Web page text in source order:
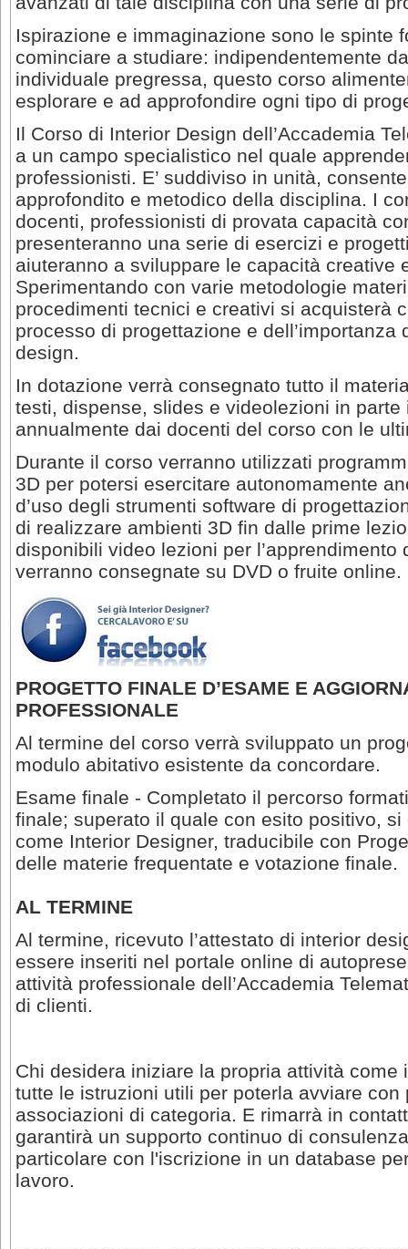
Ispirazione e immaginazione sono le spinte
cominciare a studiare: indipendentemente
individuale pregressa, questo corso
esplorare e ad approfondire ogni tipo di
Il Corso di Interior Design dell’Accademia
a un campo specialistico nel quale
professionisti. E’ suddiviso in unità,
approfondito e metodico della disciplina. I
docenti, professionisti di provata capacità
presenteranno una serie di esercizi e
aiuteranno a sviluppare le capacità creative
Sperimentando con varie metodologie
procedimenti tecnici e creativi si acquisterà
processo di progettazione e dell’importanza
design.
In dotazione verrà consegnato tutto il
testi, dispense, slides e videolezioni in parte
annualmente dai docenti del corso con le
Durante il corso verranno utilizzati
3D per potersi esercitare autonomamente
d’uso degli strumenti software di
di realizzare ambienti 3D fin dalle prime
disponibili video lezioni per l’apprendimento
verranno consegnate su DVD o fruite online.
PROGETTO FINALE D’ESAME E
PROFESSIONALE
Al termine del corso verrà sviluppato un
modulo abitativo esistente da concordare.
Esame finale - Completato il percorso
finale; superato il quale con esito positivo, si
come Interior Designer, traducibile con
delle materie frequentate e votazione finale.
AL TERMINE
Al termine, ricevuto l’attestato di interior
essere inseriti nel portale online di
attività professionale dell’Accademia
di clienti.
Chi desidera iniziare la propria attività come
tutte le istruzioni utili per poterla avviare
associazioni di categoria. E rimarrà in
garantirà un supporto continuo di
particolare con l'iscrizione in un database
lavoro.